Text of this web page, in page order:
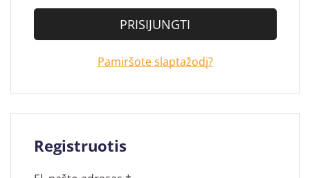
PRISIJUNGTI
Pamiršote slaptažodį?
Registruotis